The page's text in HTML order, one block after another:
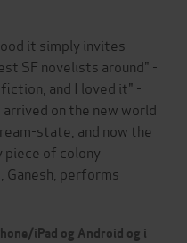
it simply invites
SF novelists around" -
and I loved it" -
on the new world
state, and now the
piece of colony
performs
iPad og Android og i